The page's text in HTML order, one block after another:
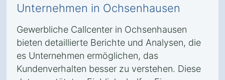
Unternehmen in Ochsenhausen
Gewerbliche Callcenter in Ochsenhausen
bieten detaillierte Berichte und Analysen, die
es Unternehmen ermöglichen, das
Kundenverhalten besser zu verstehen. Diese